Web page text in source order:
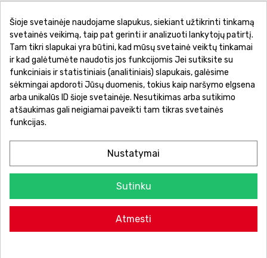
Pirkimo sąlygos ir taisyklės
Privatumo politika
Garantinis aptarnavimas
Prekių pristatymas
Prekių grąžinimas
Atsiskaitymo būdai
Šioje svetainėje naudojame slapukus, siekiant užtikrinti tinkamą
svetainės veikimą, taip pat gerinti ir analizuoti lankytojų patirtį.
Tam tikri slapukai yra būtini, kad mūsų svetainė veiktų tinkamai
ir kad galėtumėte naudotis jos funkcijomis Jei sutiksite su
funkciniais ir statistiniais (analitiniais) slapukais, galėsime
sėkmingai apdoroti Jūsų duomenis, tokius kaip naršymo elgsena
arba unikalūs ID šioje svetainėje. Nesutikimas arba sutikimo
atšaukimas gali neigiamai paveikti tam tikras svetainės
funkcijas.
Nustatymai
Sutinku
Atmesti